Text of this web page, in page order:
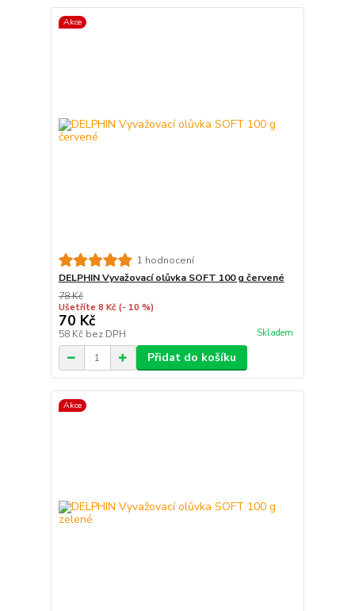
Akce
1 hodnocení
DELPHIN Vyvažovací olůvka SOFT 100 g červené
78 Kč
Ušetříte 8 Kč (- 10 %)
70 Kč
58 Kč bez DPH Skladem
Přidat do košíku
Akce